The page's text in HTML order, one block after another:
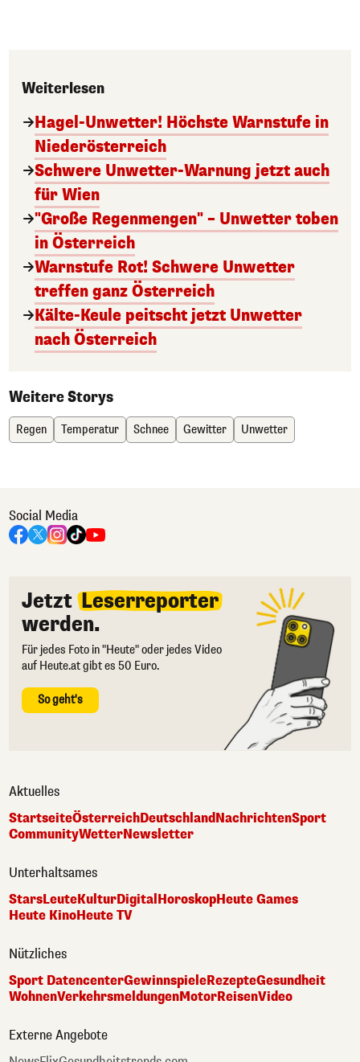
Weiterlesen
Hagel-Unwetter! Höchste Warnstufe in
Niederösterreich
Schwere Unwetter-Warnung jetzt auch
für Wien
"Große Regenmengen" – Unwetter toben
in Österreich
Warnstufe Rot! Schwere Unwetter
treffen ganz Österreich
Kälte-Keule peitscht jetzt Unwetter
nach Österreich
Weitere Storys
Regen Temperatur Schnee Gewitter Unwetter
Social Media
Jetzt Leserreporter
werden.
Für jedes Foto in "Heute" oder jedes Video
auf Heute.at gibt es 50 Euro.
So geht's
Aktuelles
StartseiteÖsterreichDeutschlandNachrichtenSport
CommunityWetterNewsletter
Unterhaltsames
StarsLeuteKulturDigitalHoroskopHeute Games
Heute KinoHeute TV
Nützliches
Sport DatencenterGewinnspieleRezepteGesundheit
WohnenVerkehrsmeldungenMotorReisenVideo
Externe Angebote